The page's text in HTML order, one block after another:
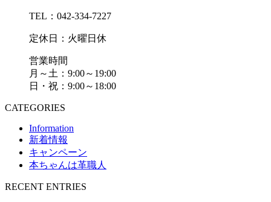
TEL：042-334-7227
定休日：火曜日休
営業時間
月～土：9:00～19:00
日・祝：9:00～18:00
CATEGORIES
Information
新着情報
キャンペーン
本ちゃんは革職人
RECENT ENTRIES